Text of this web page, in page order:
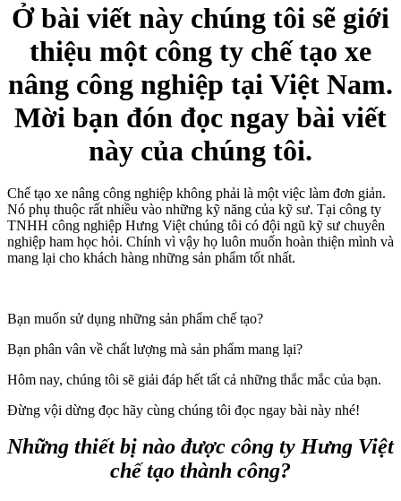
Ở bài viết này chúng tôi sẽ giới
thiệu một công ty chế tạo xe
nâng công nghiệp tại Việt Nam.
Mời bạn đón đọc ngay bài viết
này của chúng tôi.
Chế tạo xe nâng công nghiệp không phải là một việc làm đơn giản.
Nó phụ thuộc rất nhiều vào những kỹ năng của kỹ sư. Tại công ty
TNHH công nghiệp Hưng Việt chúng tôi có đội ngũ kỹ sư chuyên
nghiệp ham học hỏi. Chính vì vậy họ luôn muốn hoàn thiện mình và
mang lại cho khách hàng những sản phẩm tốt nhất.
Bạn muốn sử dụng những sản phẩm chế tạo?
Bạn phân vân về chất lượng mà sản phẩm mang lại?
Hôm nay, chúng tôi sẽ giải đáp hết tất cả những thắc mắc của bạn.
Đừng vội dừng đọc hãy cùng chúng tôi đọc ngay bài này nhé!
Những thiết bị nào được công ty Hưng Việt
chế tạo thành công?